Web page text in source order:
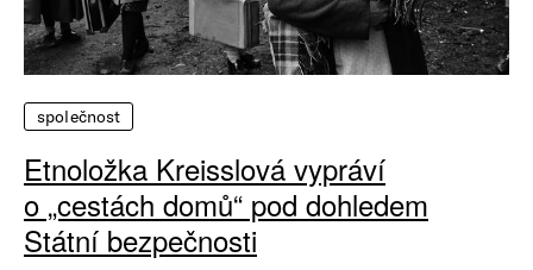
společnost
Etnoložka Kreisslová vypráví
o „cestách domů“ pod dohledem
Státní bezpečnosti